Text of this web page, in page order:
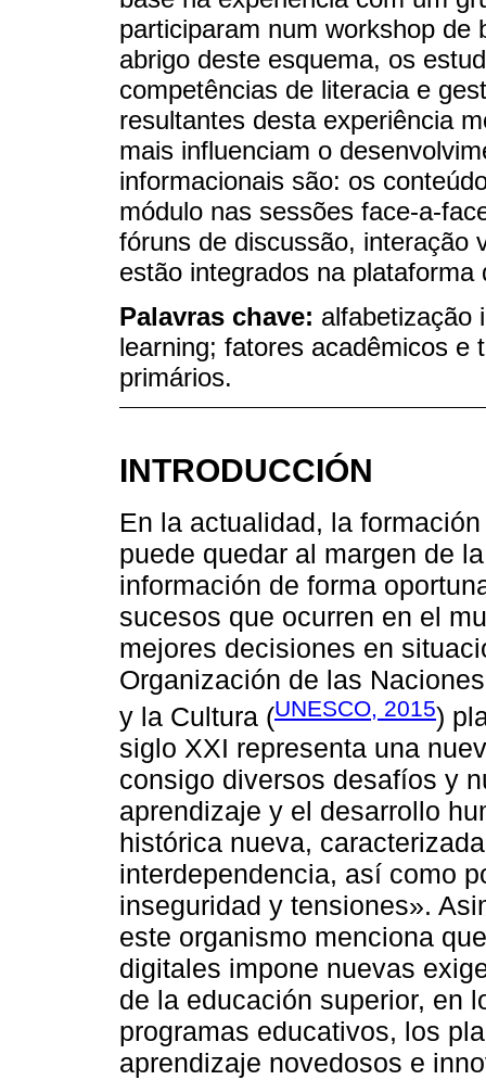
participaram num workshop de
abrigo deste esquema, os
competências de literacia e
resultantes desta experiência
mais influenciam o
informacionais são: os
módulo nas sessões face-a-
fóruns de discussão, interação
estão integrados na
Palavras chave: alfabetização
learning; fatores acadêmicos e
primários.
INTRODUCCIÓN
En la actualidad, la
puede quedar al margen de
información de forma
sucesos que ocurren en el
mejores decisiones en
Organización de las
y la Cultura (UNESCO, 2015)
siglo XXI representa una
consigo diversos desafíos y
aprendizaje y el desarrollo
histórica nueva,
interdependencia, así como
inseguridad y tensiones».
este organismo menciona
digitales impone nuevas
de la educación superior, en
programas educativos, los
aprendizaje novedosos e